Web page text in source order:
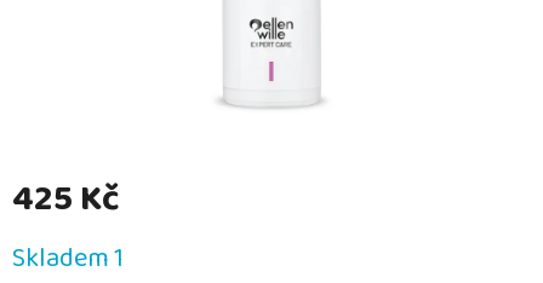
425 Kč
cena:
Skladem 1